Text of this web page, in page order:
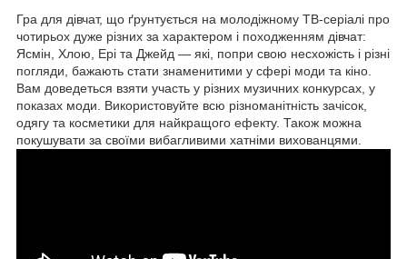
Гра для дівчат, що ґрунтується на молодіжному ТВ-серіалі про
чотирьох дуже різних за характером і походженням дівчат:
Ясмін, Хлою, Ері та Джейд — які, попри свою несхожість і різні
погляди, бажають стати знаменитими у сфері моди та кіно.
Вам доведеться взяти участь у різних музичних конкурсах, у
показах моди. Використовуйте всю різноманітність зачісок,
одягу та косметики для найкращого ефекту. Також можна
покушувати за своїми вибагливими хатніми вихованцями.